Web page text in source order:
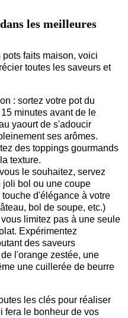
les meilleures
faits maison, voici
toutes les saveurs et
: sortez votre pot du
minutes avant de le
yaourt de s'adoucir
ses arômes.
des toppings gourmands
texture.
le souhaitez, servez
joli bol ou une coupe
d'élégance à votre
bol de soupe, etc.)
limitez pas à une seule
Expérimentez
des saveurs
l'orange zestée, une
une cuillerée de beurre
les clés pour réaliser
fera le bonheur de vos